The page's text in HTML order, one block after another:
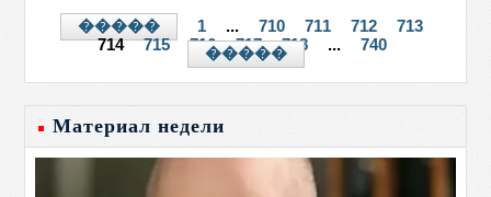
����� 1 ... 710 711 712
713
714
715 716 717 718 ... 740
�����
Материал недели